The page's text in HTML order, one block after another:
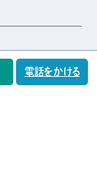
電話をかける